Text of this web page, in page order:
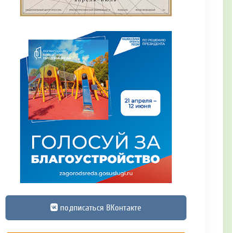
подписаться ВКонтакте